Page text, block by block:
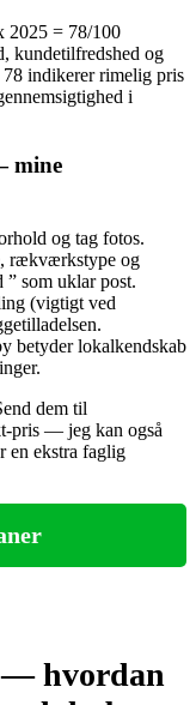
2025 = 78/100
kundetilfredshed og
indikerer rimelig pris
i
mine
og tag fotos.
rækværkstype og
som uklar post.
(vigtigt ved
betyder lokalkendskab
dem til
pris — jeg kan også
en ekstra faglig
— hvordan